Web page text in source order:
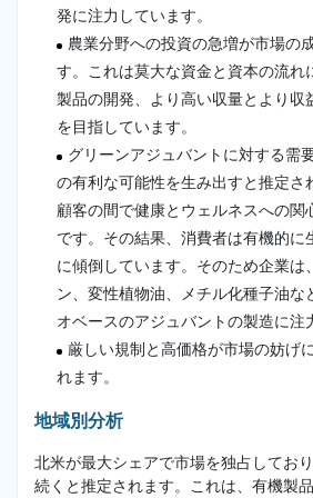
発に注力しています。
農業分野への投資の急増が市場の
す。これは莫大な資金と資本の流れ
製品の開発、より高い収量とより収
を目指しています。
グリーンアジュバントに対する需
の有利な可能性を生み出すと推定さ
顧客の間で健康とウェルネスへの関
です。その結果、消費者は有機的に
に傾倒しています。そのため企業は
ン、変性植物油、メチル化種子油な
オベースのアジュバントの製造に注
厳しい規制と高価格が市場の妨げ
れます。
地域別分析
北米が最大シェアで市場を独占してお
続くと推定されます。これは、有機製